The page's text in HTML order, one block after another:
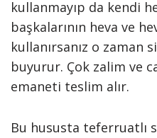
kullanmayıp da kendi
başkalarının heva ve
kullanırsanız o zaman
buyurur. Çok zalim ve
emaneti teslim alır.
Bu hususta teferruatlı